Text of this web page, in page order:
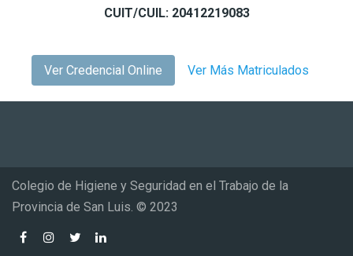
CUIT/CUIL: 20412219083
Ver Credencial Online Ver Más Matriculados
Colegio de Higiene y Seguridad en el Trabajo de la
Provincia de San Luis. © 2023